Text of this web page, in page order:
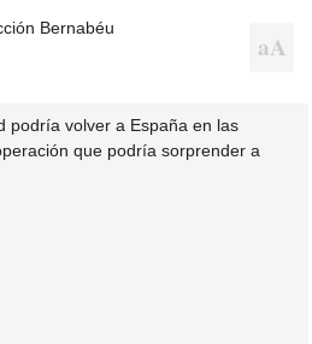
Bernabéu
podría volver a España en las
que podría sorprender a